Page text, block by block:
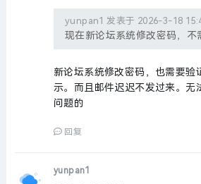
yunpan1 发表于 2026-3-18
现在新论坛系统修改密码，不
新论坛系统修改密码，也需要验
示。而且邮件迟迟不发过来。无
问题的
回复
yunpan1